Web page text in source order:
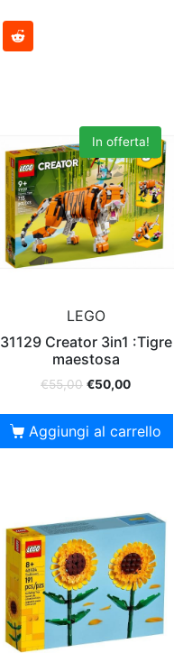
In offerta!
LEGO
31129 Creator 3in1 :Tigre
maestosa
€55,00 €50,00
Aggiungi al carrello